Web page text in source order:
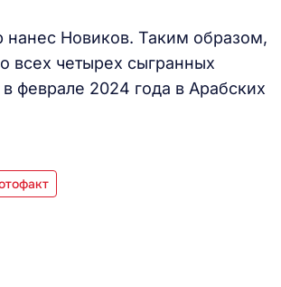
Новиков. Таким образом,
всех четырех сыгранных
феврале 2024 года в Арабских